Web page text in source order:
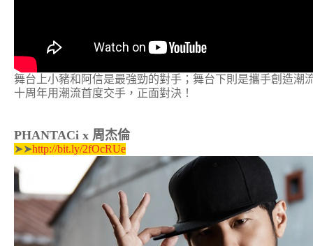
舞台上小豬和阿信是最強勁的對手；舞台下則是攜手創造潮
十周年用潮流首度交手，正面對決！
PHANTACi x 周杰倫
➤➤http://bit.ly/2fOcRUe